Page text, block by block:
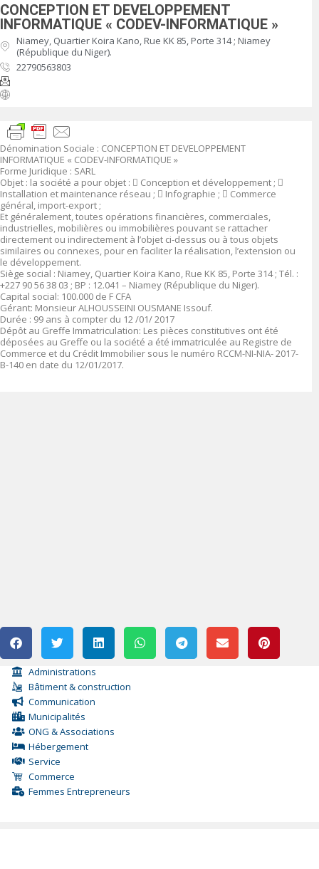
CONCEPTION ET DEVELOPPEMENT
INFORMATIQUE « CODEV-INFORMATIQUE »
Niamey, Quartier Koira Kano, Rue KK 85, Porte 314 ; Niamey
(République du Niger).
22790563803
Dénomination Sociale : CONCEPTION ET DEVELOPPEMENT
INFORMATIQUE « CODEV-INFORMATIQUE »
Forme Juridique : SARL
Objet : la société a pour objet :  Conception et développement ; 
Installation et maintenance réseau ;  Infographie ;  Commerce
général, import-export ;
Et généralement, toutes opérations financières, commerciales,
industrielles, mobilières ou immobilières pouvant se rattacher
directement ou indirectement à l’objet ci-dessus ou à tous objets
similaires ou connexes, pour en faciliter la réalisation, l’extension ou
le développement.
Siège social : Niamey, Quartier Koira Kano, Rue KK 85, Porte 314 ; Tél. :
+227 90 56 38 03 ; BP : 12.041 – Niamey (République du Niger).
Capital social: 100.000 de F CFA
Gérant: Monsieur ALHOUSSEINI OUSMANE Issouf.
Durée : 99 ans à compter du 12 /01/ 2017
Dépôt au Greffe Immatriculation: Les pièces constitutives ont été
déposées au Greffe ou la société a été immatriculée au Registre de
Commerce et du Crédit Immobilier sous le numéro RCCM-NI-NIA- 2017-
B-140 en date du 12/01/2017.
Administrations
Bâtiment & construction
Communication
Municipalités
ONG & Associations
Hébergement
Service
Commerce
Femmes Entrepreneurs